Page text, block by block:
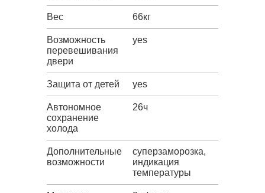
Вес 66кг
Возможность
перевешивания
двери
yes
Защита от детей yes
Автономное
сохранение
холода
26ч
Дополнительные
возможности
суперзаморозка,
индикация
температуры